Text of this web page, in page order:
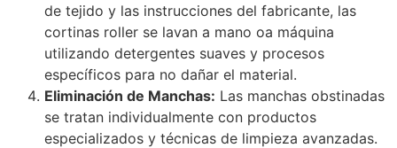
de tejido y las instrucciones del fabricante, las
cortinas roller se lavan a mano oa máquina
utilizando detergentes suaves y procesos
específicos para no dañar el material.
Eliminación de Manchas: Las manchas obstinadas
se tratan individualmente con productos
especializados y técnicas de limpieza avanzadas.